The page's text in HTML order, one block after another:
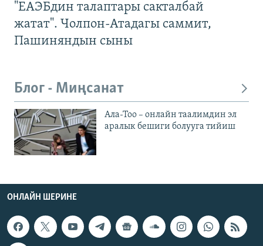
"ЕАЭБдин талаптары сакталбай
жатат". Чолпон-Атадагы саммит,
Пашиняндын сыны
Блог - Миңсанат
Ала-Тоо – онлайн таалимдин эл
аралык бешиги болууга тийиш
ОНЛАЙН ШЕРИНЕ